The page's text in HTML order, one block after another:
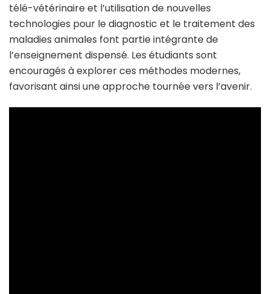
télé-vétérinaire et l’utilisation de nouvelles
technologies pour le diagnostic et le traitement des
maladies animales font partie intégrante de
l’enseignement dispensé. Les étudiants sont
encouragés à explorer ces méthodes modernes,
favorisant ainsi une approche tournée vers l’avenir.